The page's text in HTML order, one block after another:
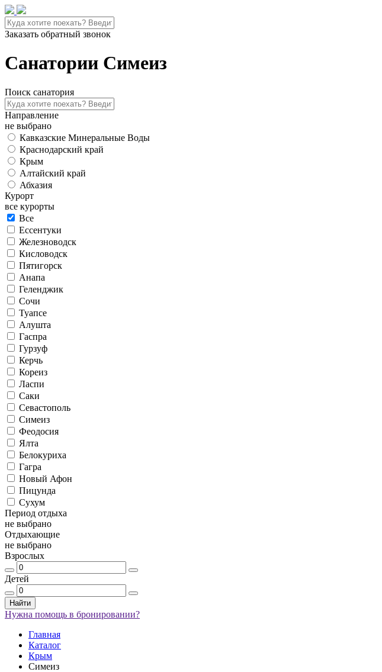
Заказать обратный звонок
Санатории Симеиз
Поиск санатория
Направление
не выбрано
Кавказские Минеральные Воды
Краснодарский край
Крым
Алтайский край
Абхазия
Курорт
все курорты
Все
Ессентуки
Железноводск
Кисловодск
Пятигорск
Анапа
Геленджик
Сочи
Туапсе
Алушта
Гаспра
Гурзуф
Керчь
Кореиз
Ласпи
Саки
Севастополь
Симеиз
Феодосия
Ялта
Белокуриха
Гагра
Новый Афон
Пицунда
Сухум
Период отдыха
не выбрано
Отдыхающие
не выбрано
Взрослых
Детей
Найти
Нужна помощь в бронировании?
Главная
Каталог
Крым
Симеиз